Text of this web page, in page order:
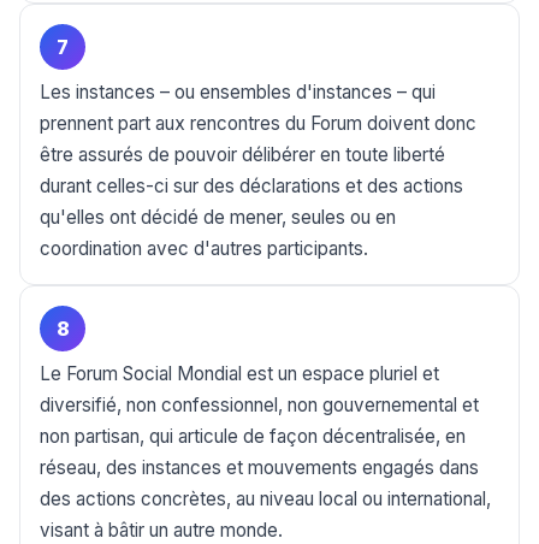
7
Les instances – ou ensembles d'instances – qui
prennent part aux rencontres du Forum doivent donc
être assurés de pouvoir délibérer en toute liberté
durant celles-ci sur des déclarations et des actions
qu'elles ont décidé de mener, seules ou en
coordination avec d'autres participants.
8
Le Forum Social Mondial est un espace pluriel et
diversifié, non confessionnel, non gouvernemental et
non partisan, qui articule de façon décentralisée, en
réseau, des instances et mouvements engagés dans
des actions concrètes, au niveau local ou international,
visant à bâtir un autre monde.